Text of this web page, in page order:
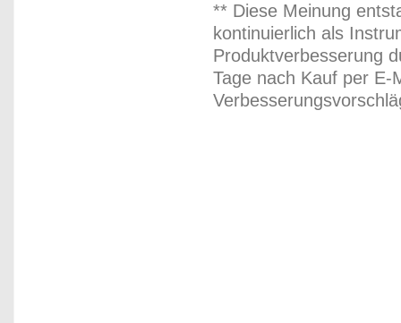
** Diese Meinung
kontinuierlich als
Produktverbesserung
Tage nach Kauf per E-